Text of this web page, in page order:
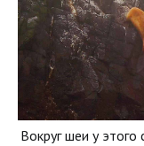
Вокруг шеи у этого